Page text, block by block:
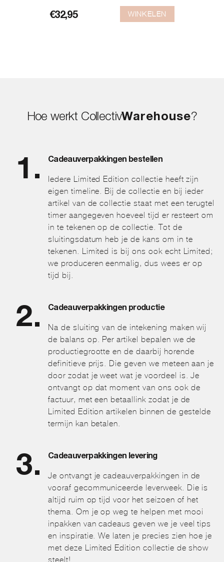
€32,95 WINKELEN
Hoe werkt CollectivWarehouse?
Cadeauverpakkingen bestellen
Iedere Limited Edition collectie heeft zijn
eigen timeline. Bij de collectie en bij ieder
artikel van de collectie staat met een terugtel
timer aangegeven hoeveel tijd er resteert om
in te tekenen op de collectie. Tot de
sluitingsdatum heb je de kans om in te
tekenen. Limited is bij ons ook echt Limited;
we produceren eenmalig, dus wees er op
tijd bij.
Cadeauverpakkingen productie
Na de sluiting van de intekening maken wij
de balans op. Per artikel bepalen we de
productiegrootte en de daarbij horende
definitieve prijs. Die geven we meteen aan je
door zodat je weet wat je voordeel is. Je
ontvangt op dat moment van ons ook de
factuur, met een betaallink zodat je de
Limited Edition artikelen binnen de gestelde
termijn kan betalen.
Cadeauverpakkingen levering
Je ontvangt je cadeauverpakkingen in de
vooraf gecommuniceerde leverweek. Die is
altijd ruim op tijd voor het seizoen of het
thema. Om je op weg te helpen met mooi
inpakken van cadeaus geven we je veel tips
en inspiratie. We laten je precies zien hoe je
met deze Limited Edition collectie de show
steelt!